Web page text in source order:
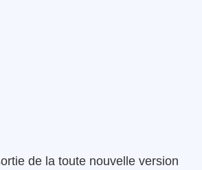
de la toute nouvelle version